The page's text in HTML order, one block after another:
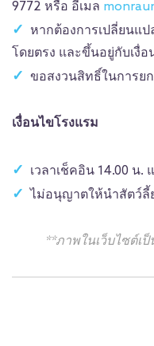
9772 หรือ อีเมล
หากต้องการเปลี่ยนแ
โดยตรง และขึ้นอยู่กับเงื่อ
ขอสงวนสิทธิ์ในการย
เงื่อนไขโรงแรม
เวลาเช็คอิน 14.00 น.
ไม่อนุญาตให้นำสัตว์ลี้
**ภาพในเว็บไซต์